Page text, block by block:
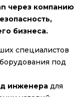
через компанию
бизнеса.
специалистов
под
инженера для